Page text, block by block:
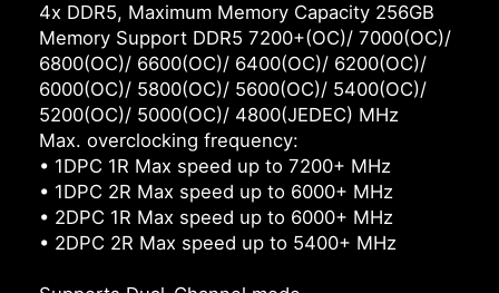
4x DDR5, Maximum Memory Capacity 256GB
Memory Support DDR5 7200+(OC)/ 7000(OC)/
6800(OC)/ 6600(OC)/ 6400(OC)/ 6200(OC)/
6000(OC)/ 5800(OC)/ 5600(OC)/ 5400(OC)/
5200(OC)/ 5000(OC)/ 4800(JEDEC) MHz
Max. overclocking frequency:
• 1DPC 1R Max speed up to 7200+ MHz
• 1DPC 2R Max speed up to 6000+ MHz
• 2DPC 1R Max speed up to 6000+ MHz
• 2DPC 2R Max speed up to 5400+ MHz